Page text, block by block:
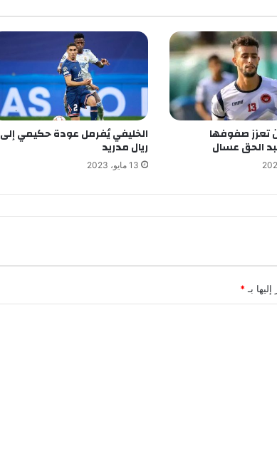
تعزز صفوفها
الحق عسال
الخليفي يُفرمل عودة حكيمي إلى
ريال مدريد
13 مايو، 2023
بـ *